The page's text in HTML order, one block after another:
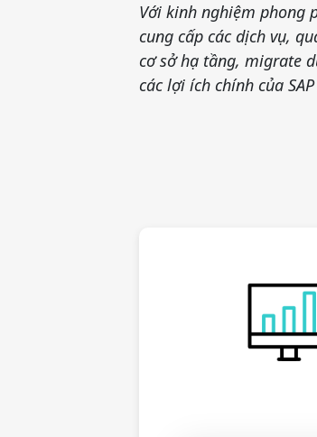
Với kinh nghiệm phong
cung cấp các dịch vụ,
cơ sở hạ tầng, migrate
các lợi ích chính của